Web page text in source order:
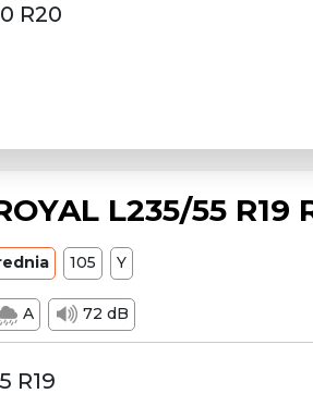
R20
L235/55 R19
105 Y
A 72 dB
R19